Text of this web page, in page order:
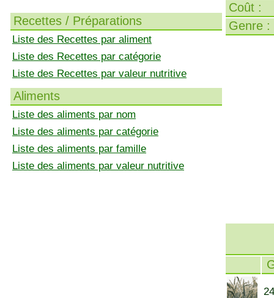
Recettes / Préparations
Liste des Recettes par aliment
Liste des Recettes par catégorie
Liste des Recettes par valeur nutritive
Aliments
Liste des aliments par nom
Liste des aliments par catégorie
Liste des aliments par famille
Liste des aliments par valeur nutritive
Coût :
Genre :